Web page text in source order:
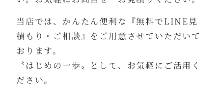
当店では、かんたん便利な『無料でLINE見
積もり・ご相談』をご用意させていただいて
おります。
〝はじめの一歩〟として、お気軽にご活用く
ださい。